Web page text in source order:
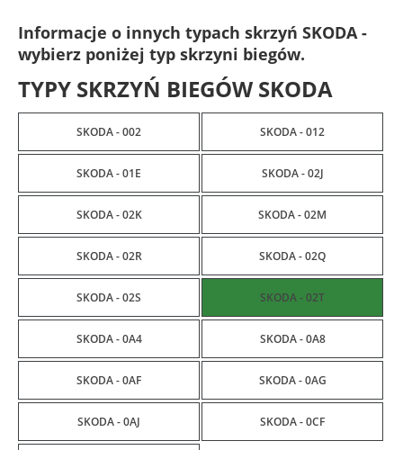
Informacje o innych typach skrzyń SKODA -
wybierz poniżej typ skrzyni biegów.
TYPY SKRZYŃ BIEGÓW SKODA
SKODA - 002 SKODA - 012
SKODA - 01E SKODA - 02J
SKODA - 02K SKODA - 02M
SKODA - 02R SKODA - 02Q
SKODA - 02S SKODA - 02T
SKODA - 0A4 SKODA - 0A8
SKODA - 0AF SKODA - 0AG
SKODA - 0AJ SKODA - 0CF